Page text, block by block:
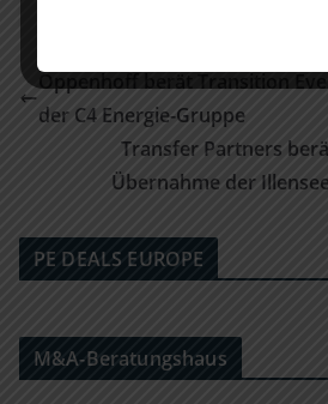
Oppenhoff berät Transition
der C4 Energie-Gruppe
Transfer Partners
Übernahme der
PE DEALS EUROPE
M&A-Beratungshaus